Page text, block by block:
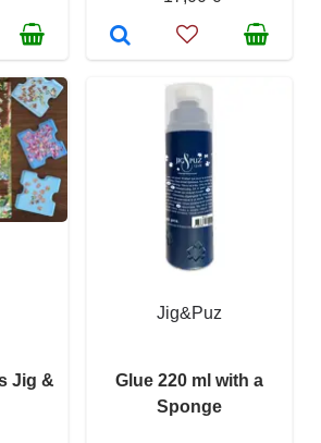
Jig &
Jig&Puz
Glue 220 ml with a
Sponge